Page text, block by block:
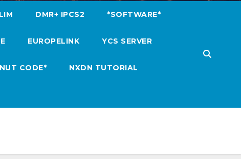
DMR+ IPCS2 *SOFTWARE*
EUROPELINK YCS SERVER
CODE* NXDN TUTORIAL